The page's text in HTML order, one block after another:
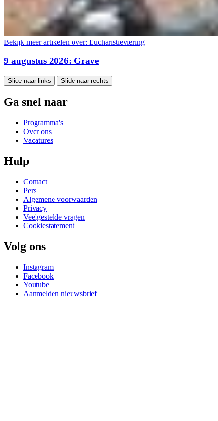
Bekijk meer artikelen over: Eucharistieviering
9 augustus 2026: Grave
Slide naar links Slide naar rechts
Ga snel naar
Programma's
Over ons
Vacatures
Hulp
Contact
Pers
Algemene voorwaarden
Privacy
Veelgestelde vragen
Cookiestatement
Volg ons
Instagram
Facebook
Youtube
Aanmelden nieuwsbrief